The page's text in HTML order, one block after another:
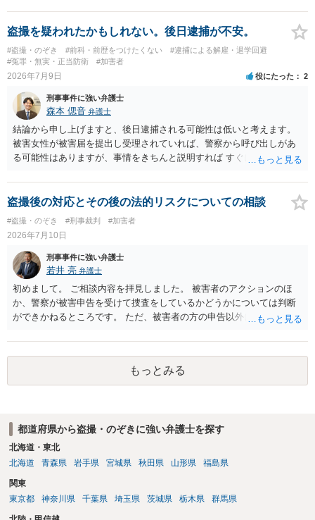
盗撮を疑われたかもしれない。後日逮捕が不安。
#盗撮・のぞき #前科・前歴をつけたくない
#逮捕による解雇・退学回避
#冤罪・無実・正当防衛
#加害者
2026年7月9日 役にたった 2
刑事事件に強い弁護士
森本 偲音 弁護士
結論から申し上げますと、後日逮捕される可能性は低いと考えます。
被害女性が被害届を提出し受理されていれば、警察から呼び出しがあ
る可能性はありますが、事情をきちんと説明すれば すぐに逮捕される
の画像が盗撮した画像等であれば別途問題となる可能性はあります
が、被害者が特定できない以上、 立件することは難しく、厳重注意で
盗撮後の対応とその後の法的リスクについての相談
#盗撮・のぞき #刑事裁判 #加害者
2026年7月10日
刑事事件に強い弁護士
若井 亮 弁護士
初めまして。 ご相談内容を拝見しました。 被害者のアクションのほ
か、警察が被害申告を受けて捜査をしているかどうかについては判断
ができかねるところです。 ただ、被害者の方の申告以外に証拠が無い
す。 万が一、警察から連絡が来るようなことがあれば、その際に改め
て弁護士にご相談ください。
もっとみる
都道府県から盗撮・のぞきに強い弁護士を探す
北海道・東北
北海道
青森県 岩手県 宮城県 秋田県 山形県 福島県
関東
東京都
神奈川県 千葉県 埼玉県 茨城県 栃木県 群馬県